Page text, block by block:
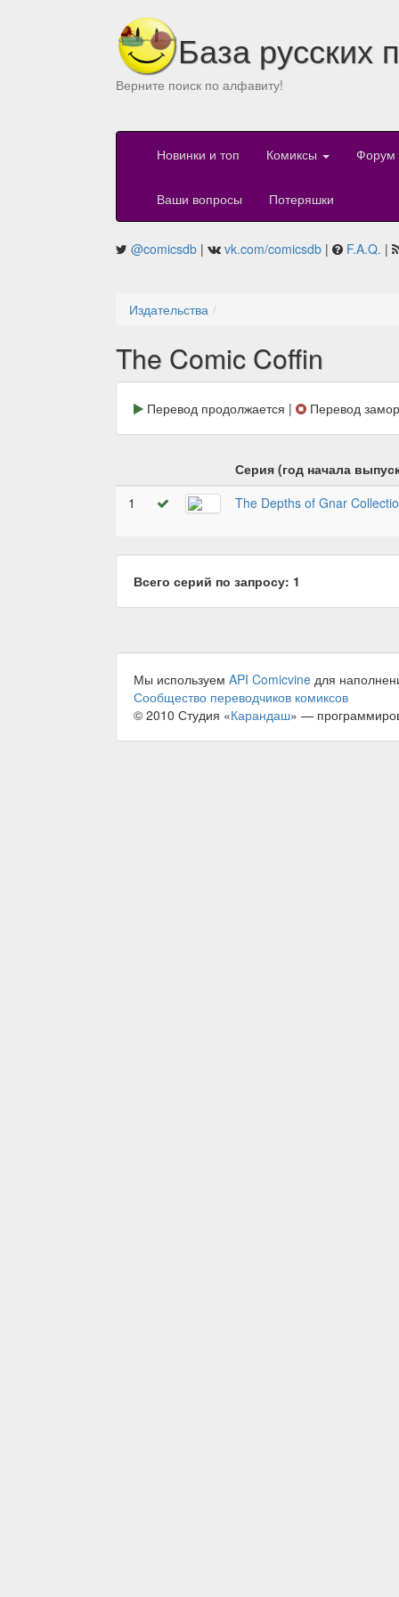
База русских
Верните поиск по алфавиту!
Новинки и топ Комиксы Форум
Ваши вопросы Потеряшки
@comicsdb | vk.com/comicsdb | F.A.Q. |
Издательства
The Comic Coffin
Перевод продолжается | Перевод
Серия (год начала
1
The Depths of Gnar
Всего серий по запросу: 1
Мы используем API Comicvine для
Сообщество переводчиков комиксов
© 2010 Студия «Карандаш» —